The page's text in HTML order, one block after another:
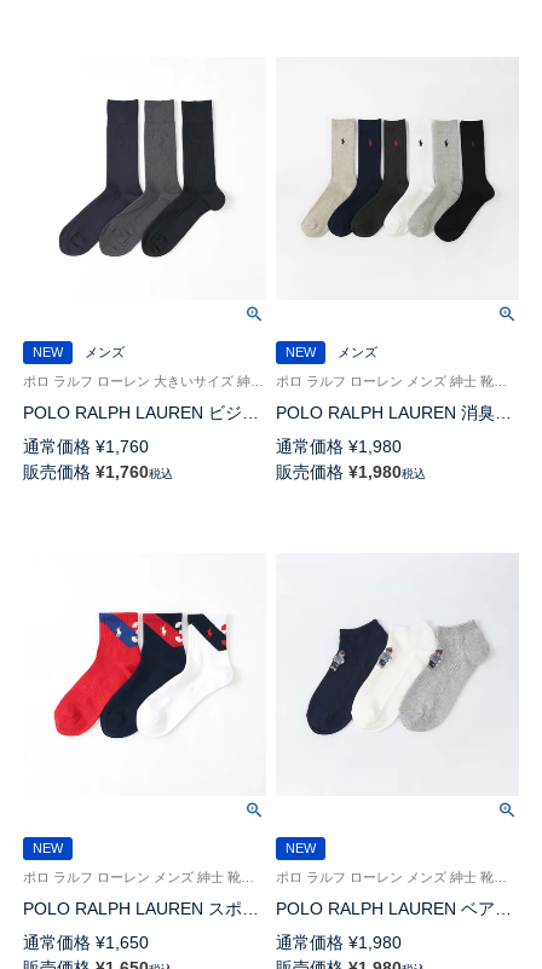
NEW
メンズ
POLO RALPH LAUREN ビジネ
スソックス BNC 9×1リブ 特大
寸 クルー丈 【29-31cm】
02042040
通常価格 ¥1,760
販売価格 ¥1,760税込
NEW
メンズ
POLO RALPH LAUREN 消臭加
工 リブ ポロポニー刺しゅう ワ
ンポイント 特大寸 大きいサイ
ズ クルー丈 ソックス【28-
通常価格 ¥1,980
販売価格 ¥1,980税込
NEW
POLO RALPH LAUREN スポー
ツ No.3 ショート丈 ソックス
02022339
通常価格 ¥1,650
NEW
POLO RALPH LAUREN ベア刺
繍 ポロベア オーガニックコッ
トン混 足底鹿の子編み スニー
通常価格 ¥1,980